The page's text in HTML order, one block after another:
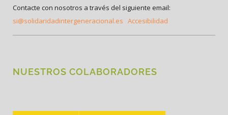
Contacte con nosotros a través del siguiente email:
si@solidaridadintergeneracional.es Accesibilidad
NUESTROS COLABORADORES